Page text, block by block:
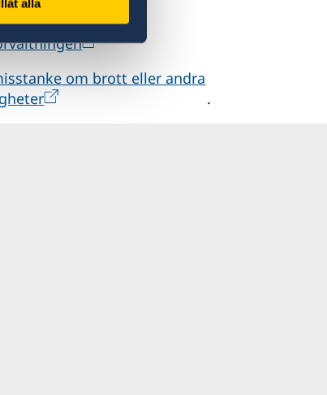
alla
mot
om brott eller andra
.